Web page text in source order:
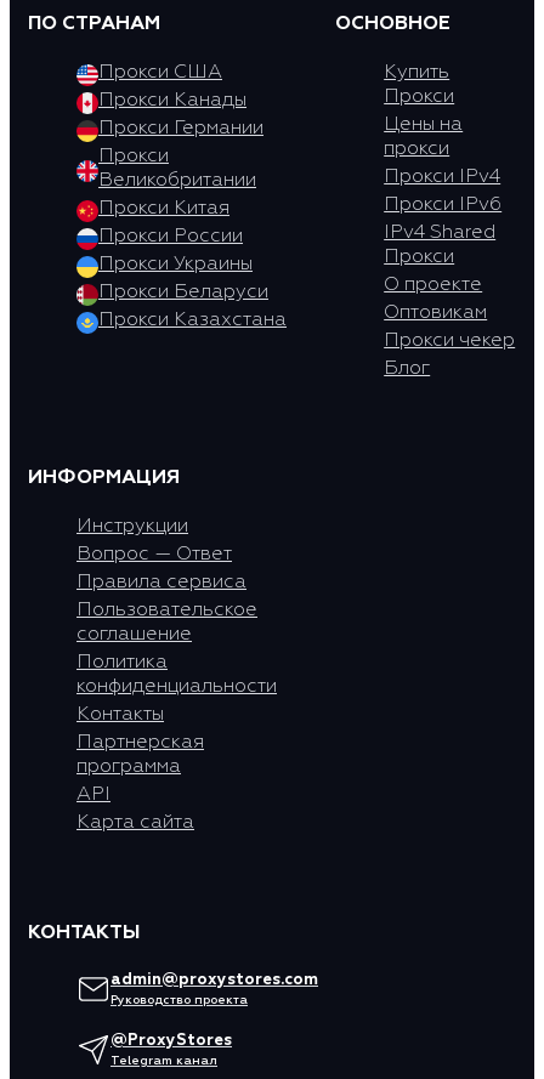
ПО СТРАНАМ
Прокси США
Прокси Канады
Прокси Германии
Прокси
Великобритании
Прокси Китая
Прокси России
Прокси Украины
Прокси Беларуси
Прокси Казахстана
ОСНОВНОЕ
Купить
Прокси
Цены на
прокси
Прокси IPv4
Прокси IPv6
IPv4 Shared
Прокси
О проекте
Оптовикам
Прокси чекер
Блог
ИНФОРМАЦИЯ
Инструкции
Вопрос — Ответ
Правила сервиса
Пользовательское
соглашение
Политика
конфиденциальности
Контакты
Партнерская
программа
API
Карта сайта
КОНТАКТЫ
admin@proxystores.com
Руководство проекта
@ProxyStores
Telegram канал